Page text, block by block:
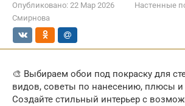
Опубликовано: 22 Мар 2026 Настенные
Смирнова
🎨 Выбираем обои под покраску для
видов, советы по нанесению, плюсы и
Создайте стильный интерьер с